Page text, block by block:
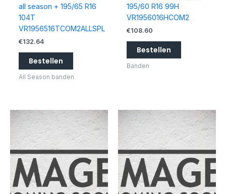
all season + 195/65 R16
104T
VR1956516TCOM2ALLSPL
€132.64
Bestellen
All Season banden
195/60 R16 99H
VR1956016HCOM2
€108.60
Bestellen
Banden